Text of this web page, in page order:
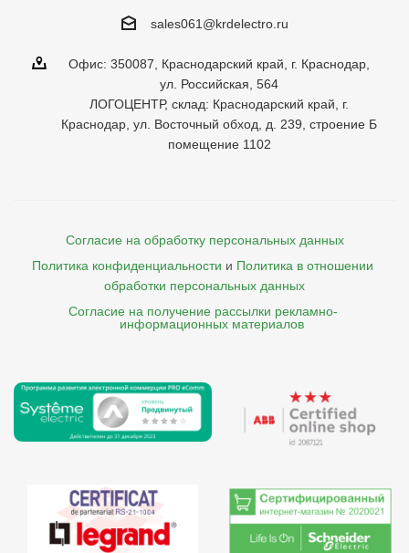
sales061@krdelectro.ru
Офис: 350087, Краснодарский край, г. Краснодар,
ул. Российская, 564
ЛОГОЦЕНТР, склад: Краснодарский край, г.
Краснодар, ул. Восточный обход, д. 239, строение Б
помещение 1102
Согласие на обработку персональных данных
Политика конфиденциальности и Политика в отношении
обработки персональных данных
Согласие на получение рассылки рекламно-
    информационных материалов